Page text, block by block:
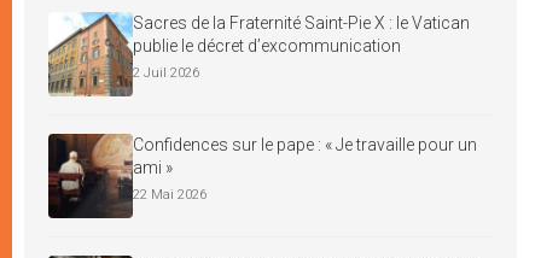
Sacres de la Fraternité Saint-Pie X : le Vatican
publie le décret d’excommunication
2 Juil 2026
Confidences sur le pape : « Je travaille pour un
ami »
22 Mai 2026